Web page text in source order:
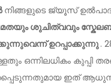
നിങ്ങളുടെ ജ്യൂസ്
ശുചിത്വവും
ഉറപ്പാക്കുന്നു .
ഒന്നിലധികം കുപ്പി
ഇത്